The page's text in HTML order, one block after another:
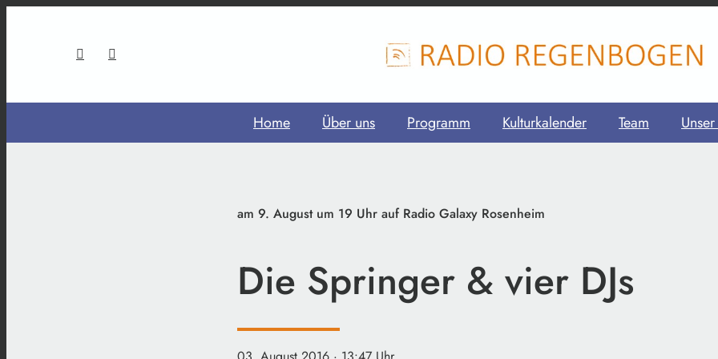
Home Über uns Programm Kulturkalender Team
am 9. August um 19 Uhr auf Radio Galaxy Rosenheim
Die Springer & vier DJs